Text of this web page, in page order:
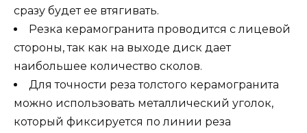
сразу будет ее втягивать.
Резка керамогранита проводится с лицевой
стороны, так как на выходе диск дает
наибольшее количество сколов.
Для точности реза толстого керамогранита
можно использовать металлический уголок,
который фиксируется по линии реза